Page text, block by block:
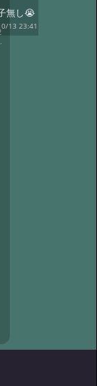
無し😭
13 23:41
り
でし
21 09:38
べ 至
8/5 15:55
ん
8/5 06:45
さん